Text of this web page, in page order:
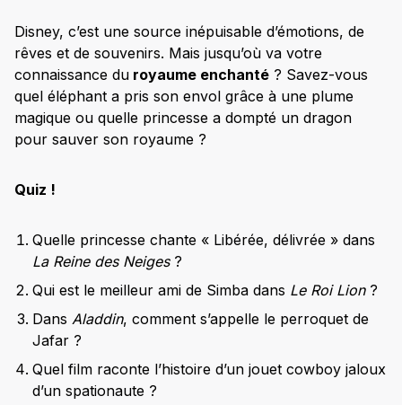
Disney, c’est une source inépuisable d’émotions, de
rêves et de souvenirs. Mais jusqu’où va votre
connaissance du royaume enchanté ? Savez-vous
quel éléphant a pris son envol grâce à une plume
magique ou quelle princesse a dompté un dragon
pour sauver son royaume ?
Quiz !
Quelle princesse chante « Libérée, délivrée » dans
La Reine des Neiges?
Qui est le meilleur ami de Simba dans Le Roi Lion ?
Dans Aladdin, comment s’appelle le perroquet de
Jafar ?
Quel film raconte l’histoire d’un jouet cowboy jaloux
d’un spationaute ?